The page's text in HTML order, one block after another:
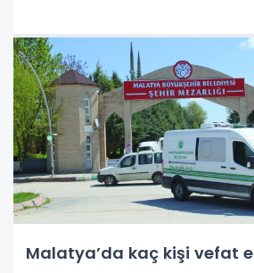
Malatya’da kaç kişi vefat